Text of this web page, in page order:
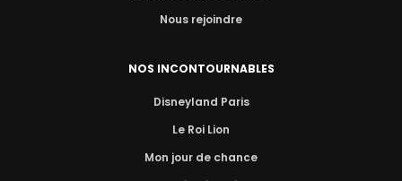
Nous rejoindre
NOS INCONTOURNABLES
Disneyland Paris
Le Roi Lion
Mon jour de chance